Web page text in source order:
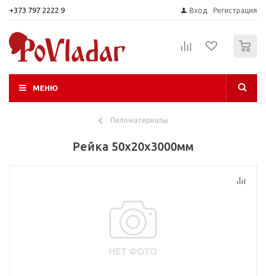
+373 797 2222 9 Вход Регистрация
МЕНЮ
Пиломатериалы
Рейка 50х20х3000мм